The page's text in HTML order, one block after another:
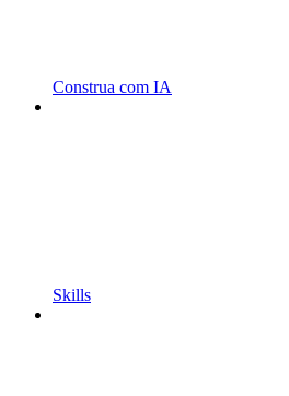
Construa com IA
Skills